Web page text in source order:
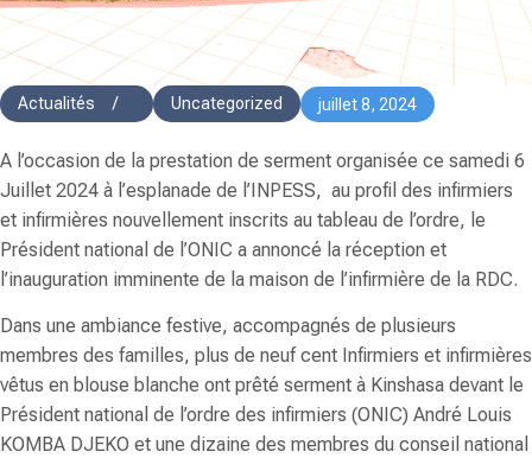
Actualités / Uncategorized juillet 8, 2024
A l’occasion de la prestation de serment organisée ce samedi 6
Juillet 2024 à l’esplanade de l’INPESS, au profil des infirmiers
et infirmières nouvellement inscrits au tableau de l’ordre, le
Président national de l’ONIC a annoncé la réception et
l’inauguration imminente de la maison de l’infirmière de la RDC.
Dans une ambiance festive, accompagnés de plusieurs
membres des familles, plus de neuf cent Infirmiers et infirmières
vêtus en blouse blanche ont prêté serment à Kinshasa devant le
Président national de l’ordre des infirmiers (ONIC) André Louis
KOMBA DJEKO et une dizaine des membres du conseil national